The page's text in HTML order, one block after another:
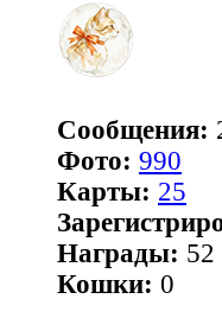
Сообщения:
Фото: 990
Карты: 25
Награды: 52
Кошки: 0